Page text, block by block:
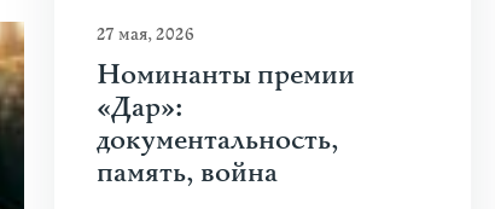
27 мая, 2026
Номинанты премии
«Дар»:
документальность,
память, война